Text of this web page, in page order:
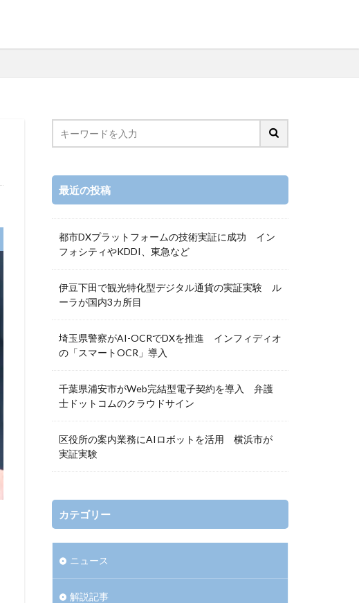
最近の投稿
都市DXプラットフォームの技術実証に成功 イン
フォシティやKDDI、東急など
伊豆下田で観光特化型デジタル通貨の実証実験 ル
ーラが国内3カ所目
埼玉県警察がAI-OCRでDXを推進 インフィディオ
の「スマートOCR」導入
千葉県浦安市がWeb完結型電子契約を導入 弁護
士ドットコムのクラウドサイン
区役所の案内業務にAIロボットを活用 横浜市が
実証実験
カテゴリー
ニュース
解説記事